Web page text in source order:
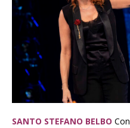
SANTO STEFANO BELBO Con